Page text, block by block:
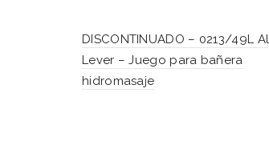
DISCONTINUADO – 0213/49L
Lever – Juego para bañera
hidromasaje